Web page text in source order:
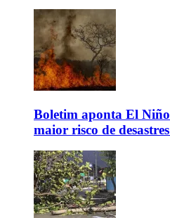
Boletim aponta El
maior risco de